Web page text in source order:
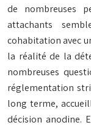
de nombreuses
attachants
cohabitation avec
la réalité de la
nombreuses
réglementation
long terme,
décision anodine.